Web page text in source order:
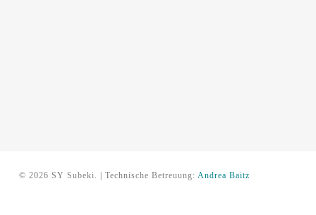
© 2026 SY Subeki. | Technische Betreuung: Andrea Baitz